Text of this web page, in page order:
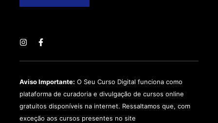
Aviso Importante: O Seu Curso Digital funciona como
plataforma de curadoria e divulgação de cursos online
gratuitos disponíveis na internet. Ressaltamos que, com
exceção aos cursos presentes no site